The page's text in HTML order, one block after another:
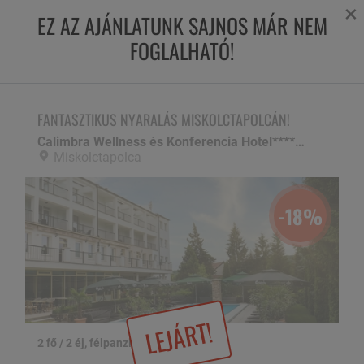
FANTASZTIKUS NYARALÁS MISKOLCTAPOLCÁN!
EZ AZ AJÁNLATUNK SAJNOS MÁR NEM
FOGLALHATÓ!
×
LEJÁRT!
FANTASZTIKUS NYARALÁS MISKOLCTAPOLCÁN!
Calimbra Wellness és Konferencia Hotel****superior
-18%
2 fő / 2 éj, félpanzióval